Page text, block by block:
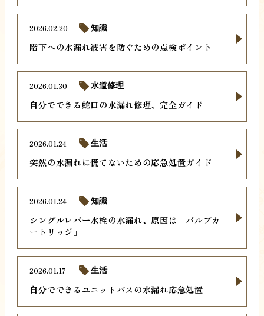
階下への水漏れ被害を防ぐための点検ポイント
2026.02.20 知識
自分でできる蛇口の水漏れ修理、完全ガイド
2026.01.30 水道修理
突然の水漏れに慌てないための応急処置ガイド
2026.01.24 生活
シングルレバー水栓の水漏れ、原因は「バルブカ
ートリッジ」
2026.01.24 知識
自分でできるユニットバスの水漏れ応急処置
2026.01.17 生活